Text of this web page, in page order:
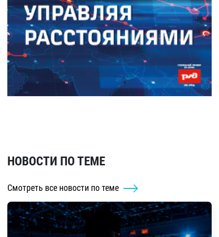
НОВОСТИ ПО ТЕМЕ
Смотреть все новости по теме